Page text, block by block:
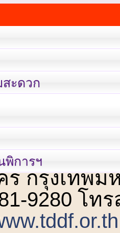
ะดวก
พิการฯ
น 2 ถนนวิ
กรุงเทพม
9280 โท